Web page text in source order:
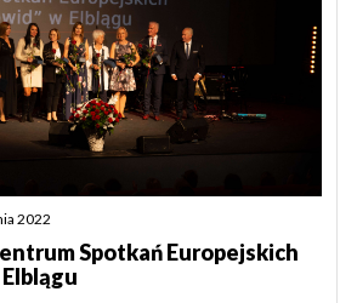
2022
Spotkań Europejskich